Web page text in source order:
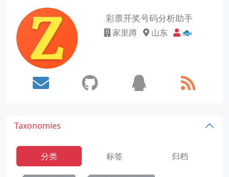
彩票开奖号码分析助手
家里蹲 山东 🐟
Taxonomies
分类 标签 归档